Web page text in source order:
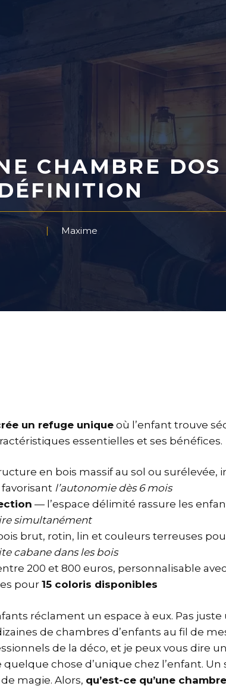
CHAMBRE
Maxime
un refuge unique où l’enfant trouve
essentielles et ses bénéfices.
en bois massif au sol ou surélevée,
l’autonomie dès 6 mois
— l’espace délimité rassure les
simultanément
brut, rotin, lin et couleurs terreuses
cabane dans les bois
200 et 800 euros, personnalisable
pour 15 coloris disponibles
réclament un espace à eux. Pas
de chambres d’enfants au fil de
de la déco, et je peux vous dire
quelque chose d’unique chez l’enfant.
magie. Alors, qu’est-ce qu’une